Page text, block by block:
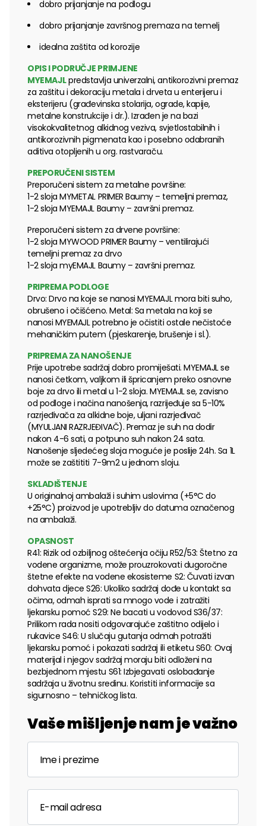
dobro prijanjanje na podlogu
dobro prijanjanje završnog premaza na temelj
idealna zaštita od korozije
OPIS I PODRUČJE PRIMJENE
MYEMAJLpredstavlja univerzalni, antikorozivni premaz
za zaštitu i dekoraciju metala i drveta u enterijeru i
eksterijeru (građevinska stolarija, ograde, kapije,
metalne konstrukcije i dr.). Izrađen je na bazi
visokokvalitetnog alkidnog veziva, svjetlostabilnih i
antikorozivnih pigmenata kao i posebno odabranih
aditiva otopljenih u org. rastvaraču.
PREPORUČENI SISTEM
Preporučeni sistem za metalne površine:
1-2 sloja MYMETAL PRIMER Baumy – temeljni premaz,
1-2 sloja MYEMAJL Baumy – završni premaz.
Preporučeni sistem za drvene površine:
1-2 sloja MYWOOD PRIMER Baumy – ventilirajući
temeljni premaz za drvo
1-2 sloja myEMAJL Baumy – završni premaz.
PRIPREMA PODLOGE
Drvo: Drvo na koje se nanosi MYEMAJL mora biti suho,
obrušeno i očišćeno. Metal: Sa metala na koji se
nanosi MYEMAJL potrebno je očistiti ostale nečistoće
mehaničkim putem (pjeskarenje, brušenje i sl.).
PRIPREMA ZA NANOŠENJE
Prije upotrebe sadržaj dobro promiješati. MYEMAJL se
nanosi četkom, valjkom ili špricanjem preko osnovne
boje za drvo ili metal u 1-2 sloja. MYEMAJL se, zavisno
od podloge i načina nanošenja, razrijeđuje sa 5-10%
razrjeđivača za alkidne boje, uljani razrjeđivač
(MYULJANI RAZRJEĐIVAČ). Premaz je suh na dodir
nakon 4-6 sati, a potpuno suh nakon 24 sata.
Nanošenje sljedećeg sloja moguće je poslije 24h. Sa 1L
može se zaštititi 7-9m2 u jednom sloju.
SKLADIŠTENJE
U originalnoj ambalaži i suhim uslovima (+5°C do
+25°C) proizvod je upotrebljiv do datuma označenog
na ambalaži.
OPASNOST
R41: Rizik od ozbiljnog oštećenja očiju R52/53: Štetno za
vodene organizme, može prouzrokovati dugoročne
štetne efekte na vodene ekosisteme S2: Čuvati izvan
dohvata djece S26: Ukoliko sadržaj dođe u kontakt sa
očima, odmah isprati sa mnogo vode i zatražiti
ljekarsku pomoć S29: Ne bacati u vodovod S36/37:
Prilikom rada nositi odgovarajuće zaštitno odijelo i
rukavice S46: U slučaju gutanja odmah potražiti
ljekarsku pomoć i pokazati sadržaj ili etiketu S60: Ovaj
materijal i njegov sadržaj moraju biti odloženi na
bezbjednom mjestu S61: Izbjegavati oslobađanje
sadržaja u životnu sredinu. Koristiti informacije sa
sigurnosno – tehničkog lista.
Vaše mišljenje nam je važno